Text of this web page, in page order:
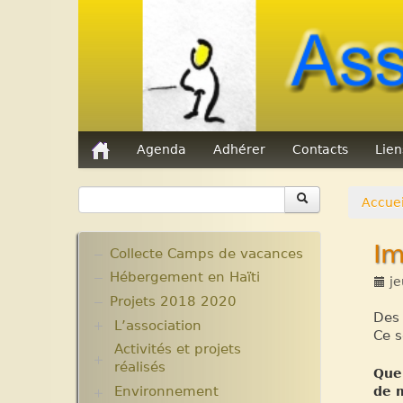
Agenda Adhérer Contacts
Accueil
Ce
de
Collecte Camps de vacances
Hébergement en Haïti
Projets 2018 2020
L’association
Assemblées Générales
Nos partenaires.
Activités et projets
réalisés
Ecole Massawist. Verrettes.
Environnement